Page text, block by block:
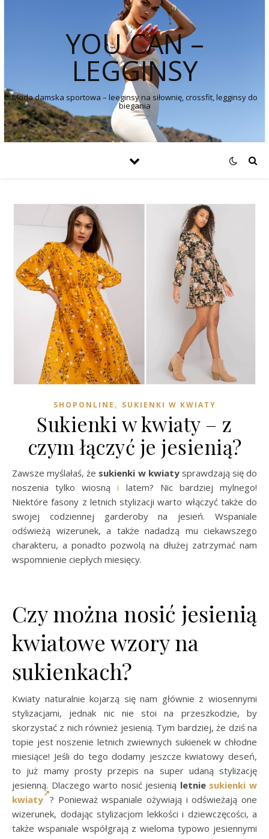
YOU CAN –
LEGGINSY
Moda damska sportowa – leeginsy na siłownię, crossfit, legginsy do
biegania
SHOPONLINE , SUKIENKI W KWIATY
Sukienki w kwiaty – z
czym łączyć je jesienią?
Zawsze myślałaś, że sukienki w kwiatysprawdzają się do
noszenia tylko wiosnąi latem? Nic bardziej mylnego!
Niektóre fasony z letnich stylizacji warto włączyć także do
swojej codziennej garderoby na jesień. Wspaniale
odświeżą wizerunek, a także nadadzą mu ciekawszego
charakteru, a ponadto pozwolą na dłużej zatrzymać nam
wspomnienie ciepłych miesięcy.
Czy można nosić jesienią
kwiatowe wzory na
sukienkach?
Kwiaty naturalnie kojarzą się nam głównie z wiosennymi
stylizacjami, jednak nic nie stoi na przeszkodzie, by
skorzystać z nich również jesienią. Tym bardziej, że dziś na
topie jest noszenie letnich zwiewnych sukienek w chłodne
miesiące! Jeśli do tego dodamy jeszcze kwiatowy deseń,
to już mamy prosty przepis na super udaną stylizację
jesienną. Dlaczego warto nosić jesienią letnie sukienki w
kwiaty ? Ponieważ wspaniale ożywiają i odświeżają one
wizerunek, dodając stylizacjom lekkości i dziewczęcości, a
także wspaniale współgrają z wieloma typowo jesiennymi